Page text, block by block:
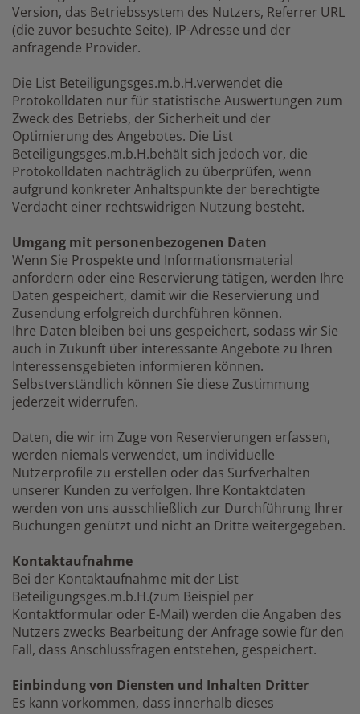
Version, das Betriebssystem des Nutzers, Referrer URL
(die zuvor besuchte Seite), IP-Adresse und der
anfragende Provider.
Die List Beteiligungsges.m.b.H.verwendet die
Protokolldaten nur für statistische Auswertungen zum
Zweck des Betriebs, der Sicherheit und der
Optimierung des Angebotes. Die List
Beteiligungsges.m.b.H.behält sich jedoch vor, die
Protokolldaten nachträglich zu überprüfen, wenn
aufgrund konkreter Anhaltspunkte der berechtigte
Verdacht einer rechtswidrigen Nutzung besteht.
Umgang mit personenbezogenen Daten
Wenn Sie Prospekte und Informationsmaterial
anfordern oder eine Reservierung tätigen, werden Ihre
Daten gespeichert, damit wir die Reservierung und
Zusendung erfolgreich durchführen können.
Ihre Daten bleiben bei uns gespeichert, sodass wir Sie
auch in Zukunft über interessante Angebote zu Ihren
Interessensgebieten informieren können.
Selbstverständlich können Sie diese Zustimmung
jederzeit widerrufen.
Daten, die wir im Zuge von Reservierungen erfassen,
werden niemals verwendet, um individuelle
Nutzerprofile zu erstellen oder das Surfverhalten
unserer Kunden zu verfolgen. Ihre Kontaktdaten
werden von uns ausschließlich zur Durchführung Ihrer
Buchungen genützt und nicht an Dritte weitergegeben.
Kontaktaufnahme
Bei der Kontaktaufnahme mit der List
Beteiligungsges.m.b.H.(zum Beispiel per
Kontaktformular oder E-Mail) werden die Angaben des
Nutzers zwecks Bearbeitung der Anfrage sowie für den
Fall, dass Anschlussfragen entstehen, gespeichert.
Einbindung von Diensten und Inhalten Dritter
Es kann vorkommen, dass innerhalb dieses